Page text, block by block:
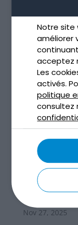
Notre site
améliorer
acceptez
Les
activés.
politique
le monde
Nov 27, 2025